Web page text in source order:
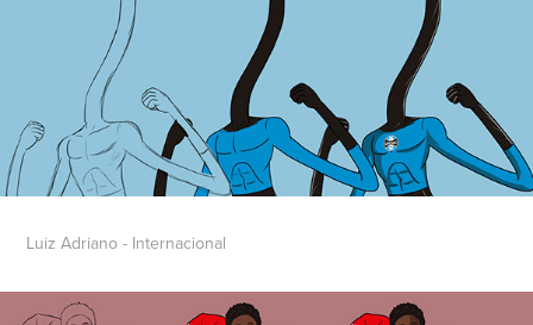
Luiz Adriano - Internacional